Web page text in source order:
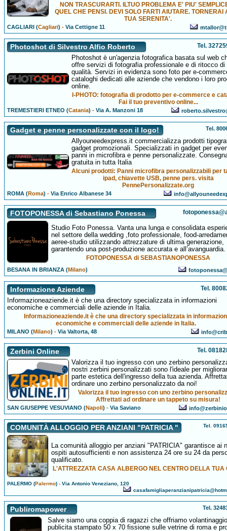
NON TRASCURARTI. ILTUO PROBLEMA E' PIU'
QUEL CHE PENSI. DEVI SOLO FARTI AIUTARE. TORNERAI
TUA SERENITA'.
CAGLIARI (Cagliari) -Via Cettigne 11
Photoshot di Silvestro Alfio Roberto Tel.
Photoshot è un'agenzia fotografica basata sul web
offre servizi di fotografia professionale e di ritocco di
qualità. Servizi in evidenza sono foto per e-
cataloghi dedicati alle aziende che vendono i loro
online.
I-PHOTO: fotografia di prodotto per e-commerce e
Fai il tuo preventivo online...
TREMESTIERI ETNEO (Catania) -Via A. Manzoni 18
Gadget e penne personalizzate con il logo! Tel.
Allyouneedexpress.it commercializza prodotti
gadget promozionali. Specializzati in gadget per
panni in microfibra e penne personalizzate.
gratuita in tutta Italia
Alcuni prodotti: Panni microfibra personalizzabili per
ipad, chiavette USB, penne pers. visita
PennePersonalizzate.org
ROMA (Roma) -Via Enrico Albanese 34
FOTOPONESSA di Sebastiano Ponessa
Studio Foto Ponessa. Vanta una lunga e consolidata
nel settore della wedding ,foto professionale, food-
aeree-studio utilizzando attrezzature di ultima generazione,
garantendo una post-produzione accurata e all’avanguardia.
FOTOPONESSA di SEBASTIANOPONESSA
BESANA IN BRIANZA (Milano)
Informazione Aziende Tel.
Informazioneaziende.it è che una directory specializzata in informazioni
economiche e commerciali delle aziende in Italia.
Informazioneaziende.it è che una directory specializzata in
economiche e commerciali delle aziende in Italia.
MILANO (Milano) -Via Valtorta, 48
Zerbini Online Tel.
Valorizza il tuo ingresso con uno zerbino
nostri zerbini personalizzati sono l'ideale per
parte estetica dell'ingresso della tua azienda.
ordinare uno zerbino personalizzato da noi!
Valorizza il tuo ingresso con uno zerbino
Affrettati ad ordinare un tappeto su misura!
SAN GIUSEPPE VESUVIANO (Napoli) -Via Saviano
COMUNITÀ ALLOGGIO PER ANZIANI "PATRICIA " Tel.
La comunità alloggio per anziani "PATRICIA" garantisce ai
ospiti autosufficienti e non assistenza 24 ore su 24 da
qualificato.
L'ATTREZZATA CASA ALBERGO NEL CENTRO DELLA TUA
PALERMO (Palermo) -Via Antonio Veneziano, 120
Publiromapower Tel.
Salve siamo una coppia di ragazzi che offriamo
publicita stampato 50 x 70 fissione sulle vetrine di roma e